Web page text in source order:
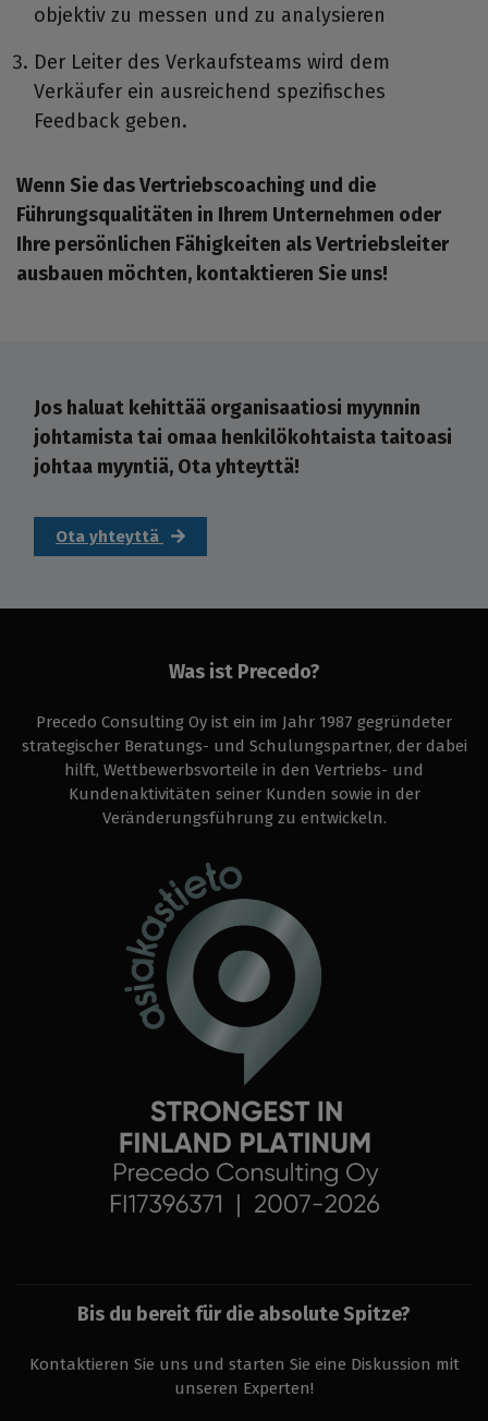
objektiv zu messen und zu analysieren
Der Leiter des Verkaufsteams wird dem
Verkäufer ein ausreichend spezifisches
Feedback geben.
Wenn Sie das Vertriebscoaching und die
Führungsqualitäten in Ihrem Unternehmen oder
Ihre persönlichen Fähigkeiten als Vertriebsleiter
ausbauen möchten, kontaktieren Sie uns!
Jos haluat kehittää organisaatiosi myynnin
johtamista tai omaa henkilökohtaista taitoasi
johtaa myyntiä, Ota yhteyttä!
Ota yhteyttä
Was ist Precedo?
Precedo Consulting Oy ist ein im Jahr 1987 gegründeter
strategischer Beratungs- und Schulungspartner, der dabei
hilft, Wettbewerbsvorteile in den Vertriebs- und
Kundenaktivitäten seiner Kunden sowie in der
Veränderungsführung zu entwickeln.
Bis du bereit für die absolute Spitze?
Kontaktieren Sie uns und starten Sie eine Diskussion mit
unseren Experten!